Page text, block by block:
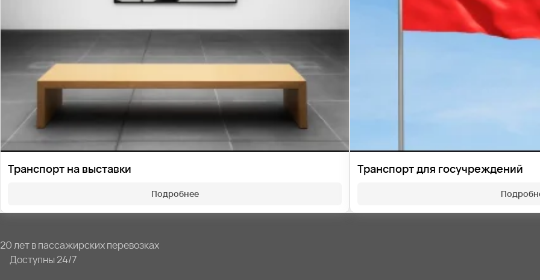
Транспорт на выставки
Подробнее
Транспорт для госучреждений
20 лет в пассажирских перевозках
Доступны 24/7